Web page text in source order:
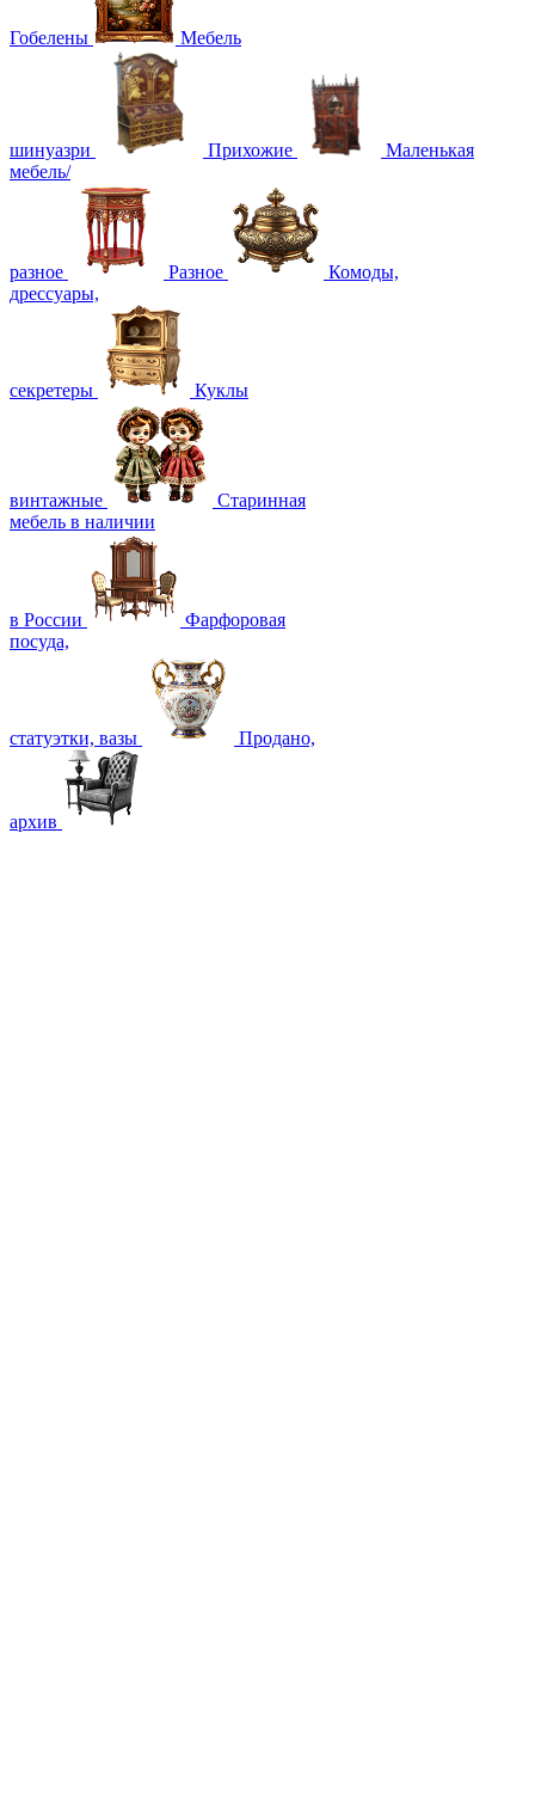
Гобелены Мебель
шинуазри Прихожие
Маленькая
мебель/
разное Разное
Комоды,
дрессуары,
секретеры Куклы
винтажные
Старинная
мебель в наличии
в России
Фарфоровая
посуда,
статуэтки, вазы Продано,
архив